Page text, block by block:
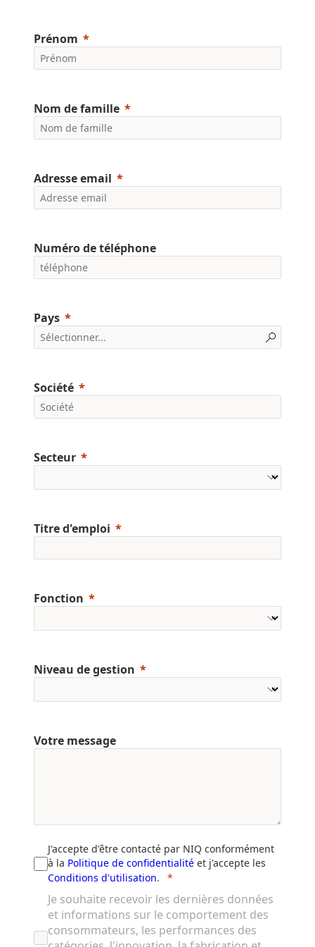
Prénom
Nom de famille
Adresse email
Numéro de téléphone
Pays
Société
Secteur
Titre d'emploi
Fonction
Niveau de gestion
Votre message
J'accepte d'être contacté par NIQ conformément
à la Politique de confidentialité et j'accepte les
Conditions d'utilisation.
Je souhaite recevoir les dernières données
et informations sur le comportement des
consommateurs, les performances des